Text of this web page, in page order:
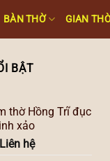
BÀN THỜ GIAN
BẬT
thờ Hồng Trĩ đục
xảo
hệ